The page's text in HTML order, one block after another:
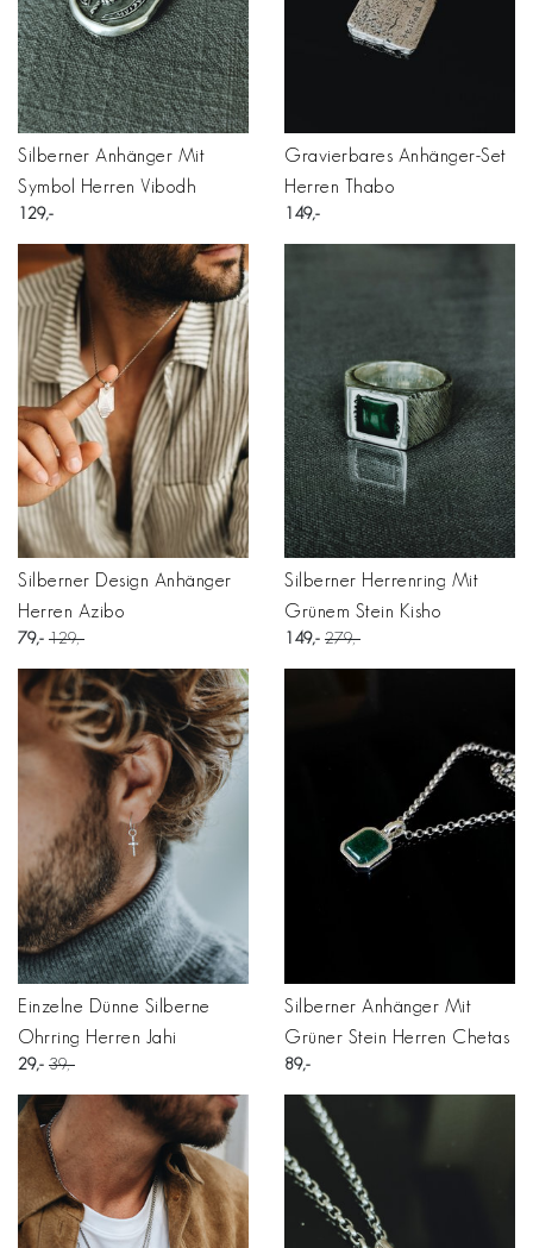
Silberner Anhänger Mit
Symbol Herren Vibodh
129
Gravierbares Anhänger-Set
Herren Thabo
149
Silberner Design Anhänger
Herren Azibo
79 129
Silberner Herrenring Mit
Grünem Stein Kisho
149 279
Einzelne Dünne Silberne
Ohrring Herren Jahi
29 39
Silberner Anhänger Mit
Grüner Stein Herren Chetas
89